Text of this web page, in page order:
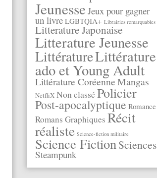
JeunesseJeux pour gagner
un livre LGBTQIA+ Librairies remarquables
Litterature Japonaise
Litterature Jeunesse
LittératureLittérature
ado et Young Adult
Littérature Coréenne Mangas
NetfliX Non classéPolicier
Post-apocalyptique Romance
Romans Graphiques Récit
réaliste Science-fiction militaire
Science FictionSciences
Steampunk